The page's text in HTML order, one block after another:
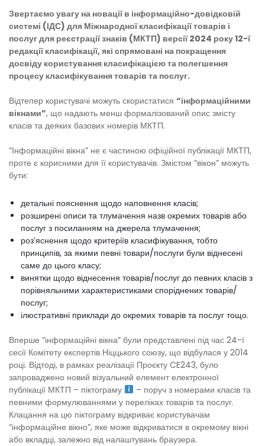
Звертаємо увагу на новації в інформаційно-довідковій
системі (ІДС) для Міжнародної класифікації товарів і
послуг для реєстрації знаків (МКТП) версії 2024 року 12-ї
редакції класифікації, які спрямовані на покращення
досвіду користування класифікацією та полегшення
процесу класифікування товарів та послуг.
Відтепер користувачі можуть скористатися “інформаційними
вікнами”, що надають менш формалізований опис змісту
класів та деяких базових номерів МКТП.
“Інформаційні вікна” не є частиною офіційної публікації МКТП,
проте є корисними для її користувачів. Змістом “вікон” можуть
бути:
детальні пояснення щодо наповнення класів;
розширені описи та тлумачення назв окремих товарів або
послуг з посиланням на джерела тлумачення;
роз’яснення щодо критеріїв класифікування, тобто
принципів, за якими певні товари/послуги були віднесені
саме до цього класу;
винятки щодо віднесення товарів/послуг до певних класів з
порівняльними характеристиками споріднених товарів/
послуг;
ілюстративні приклади до окремих товарів та послуг тощо.
Вперше “інформаційні вікна” були представлені під час 24-ї
сесії Комітету експертів Ніццького союзу, що відбулася у 2014
році. Відтоді, в рамках реалізації Проєкту CE243, було
запроваджено новий візуальний елемент електронної
публікації МКТП – піктограму
– поруч з номерами класів та
певними формулюваннями у переліках товарів та послуг.
Клацання на цю піктограму відкриває користувачам
“інформаційне вікно”, яке може відкриватися в окремому вікні
або вкладці, залежно від налаштувань браузера.